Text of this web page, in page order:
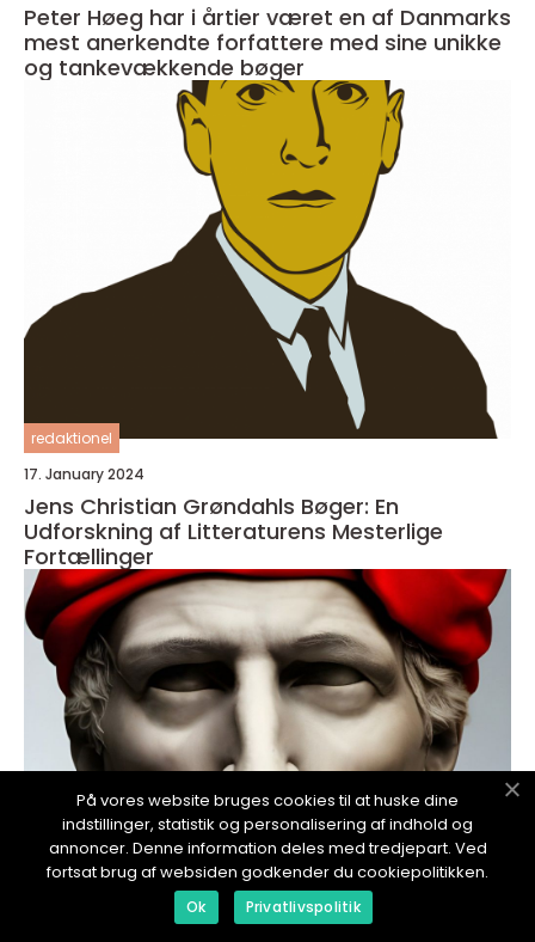
Peter Høeg har i årtier været en af Danmarks
mest anerkendte forfattere med sine unikke
og tankevækkende bøger
redaktionel
17. January 2024
Jens Christian Grøndahls Bøger: En
Udforskning af Litteraturens Mesterlige
Fortællinger
På vores website bruges cookies til at huske dine
indstillinger, statistik og personalisering af indhold og
annoncer. Denne information deles med tredjepart. Ved
fortsat brug af websiden godkender du cookiepolitikken.
Ok Privatlivspolitik